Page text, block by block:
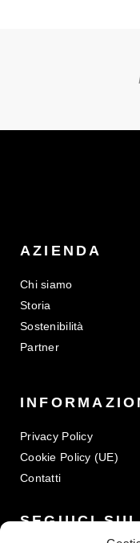
AZIENDA
Chi siamo
Storia
Sostenibilità
Partner
Privacy Policy
Cookie Policy (UE)
Contatti
SEGUICI